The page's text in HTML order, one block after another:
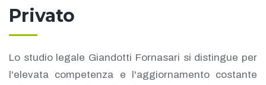
Privato
Lo studio legale Giandotti Fornasari si distingue per
l'elevata competenza e l'aggiornamento costante